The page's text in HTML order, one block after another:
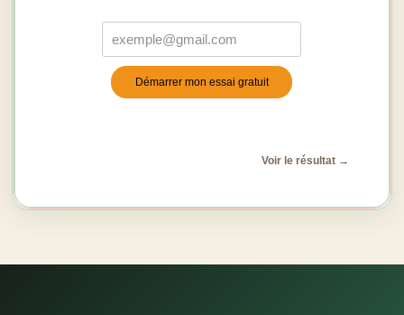
Démarrer mon essai gratuit
Voir le résultat →